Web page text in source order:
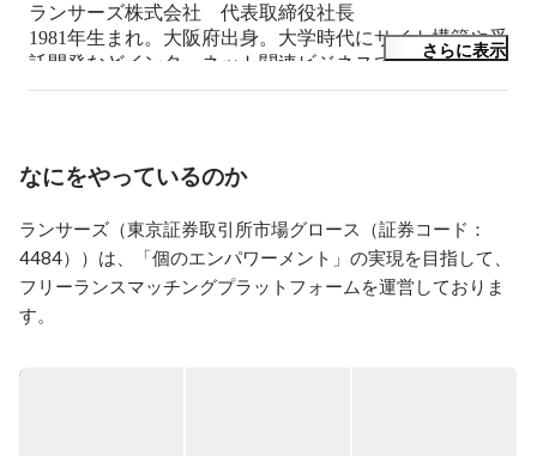
ランサーズ株式会社　代表取締役社長
1981年生まれ。大阪府出身。大学時代にサイト構築や受
託開発などインターネット関連ビジネスで個人事業をお
こす。2005年、大手ＩＴ企業に入社。ウェブディレクタ
し、スキルのある個人と仕事を依頼したい法人のマッチ
ングサービスを思い立ち、2008年4月に株式会社リート
マーケットプレイス「Lancers（ランサーズ）」のサー
ビス提供を開始。
さらに表示
なにをやっているのか
ランサーズ（東京証券取引所市場グロース（証券コード：
4484））は、「個のエンパワーメント」の実現を目指して、
フリーランスマッチングプラットフォームを運営しておりま
す。
すべてのビジネスを「ランサーの力」で前進させる／誰もが